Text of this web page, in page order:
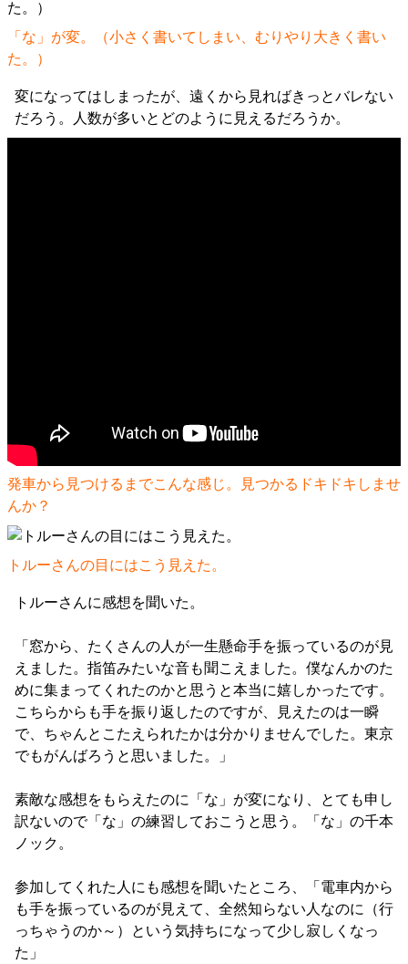
「な」が変。（小さく書いてしまい、むりやり大きく書い
た。）
変になってはしまったが、遠くから見ればきっとバレない
だろう。人数が多いとどのように見えるだろうか。
発車から見つけるまでこんな感じ。見つかるドキドキしませ
んか？
トルーさんの目にはこう見えた。
トルーさんに感想を聞いた。
「窓から、たくさんの人が一生懸命手を振っているのが見
えました。指笛みたいな音も聞こえました。僕なんかのた
めに集まってくれたのかと思うと本当に嬉しかったです。
こちらからも手を振り返したのですが、見えたのは一瞬
で、ちゃんとこたえられたかは分かりませんでした。東京
でもがんばろうと思いました。」
素敵な感想をもらえたのに「な」が変になり、とても申し
訳ないので「な」の練習しておこうと思う。「な」の千本
ノック。
参加してくれた人にも感想を聞いたところ、「電車内から
も手を振っているのが見えて、全然知らない人なのに（行
っちゃうのか～）という気持ちになって少し寂しくなっ
た」